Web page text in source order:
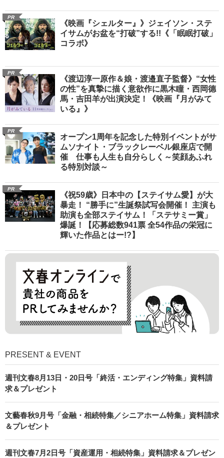
PR
《映画『シェルター』》ジェイソン・ステ
イサムがお盆を“打破”する!!《「眠眠打破」
コラボ》
PR
《渡辺淳一原作＆娘・渡邉直子監督》“女性
の性”を真摯に描く意欲作に黒木瞳・西岡德
馬・吉田羊が出演決定！《映画『月がみて
いる』》
PR
オープン1周年を記念した特別イベントがサ
ムソナイト・ブラックレーベル銀座店で開
催 仕事も人生も自分らしく～笑顔あふれ
る特別対談～
PR
《祝59歳》日本中の【ステイサム愛】が大
暴走！ “勝手に”生誕祭試写会開催！ 主演も
助演も全部ステイサム！「ステサミー賞」
爆誕！【応募総数941票 全54作品の栄冠に
輝いた作品とはー!?】
PRESENT & EVENT
週刊文春8月13日・20日号「終活・エンディング特集」資料請
求＆プレゼント
文藝春秋9月号「金融・相続特集／シニアホーム特集」資料請求
＆プレゼント
週刊文春7月2日号「資産運用・相続特集」資料請求＆プレゼン